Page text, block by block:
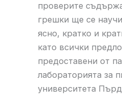
проверите
грешки ще се
ясно, кратко и
като всички
предоставени от
лабораторията за
университета